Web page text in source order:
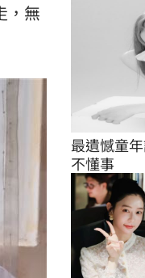
，無
最遺憾童
不懂事